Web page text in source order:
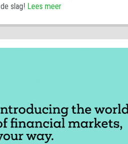
de slag! Lees meer